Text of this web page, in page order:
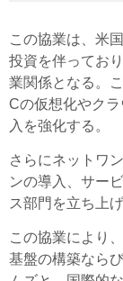
この協業は、米
投資を伴ってお
業関係となる。
Cの仮想化やク
入を強化する。
さらにネットワ
ンの導入、サー
ス部門を立ち上げ
この協業により
基盤の構築なら